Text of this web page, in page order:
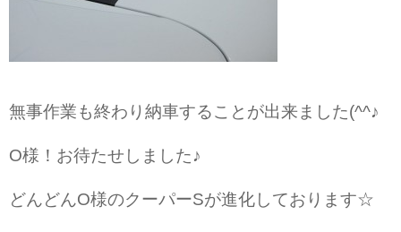
無事作業も終わり納車することが出来ました(^^♪
O様！お待たせしました♪
どんどんO様のクーパーSが進化しております☆